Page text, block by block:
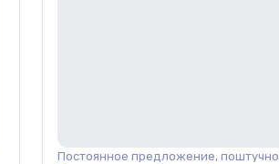
Постоянное предложение, поштучно